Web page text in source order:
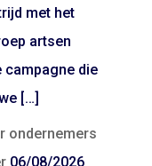
met het
artsen
campagne die
[…]
ondernemers
06/08/2026